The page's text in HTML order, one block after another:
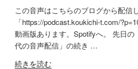
者
け
エ
ル
Tascam
DR-
07X&TroyStudio
で
録
Amazon
RSS
RSS FEED
SHARE
LINK
EMBED
この音声はこちらのブログから配信
「https://podcast.koukichi-t.com/
動画版あります。Spotifyへ。 先日の
代の音声配信」の続き …
"AI
続きを読む